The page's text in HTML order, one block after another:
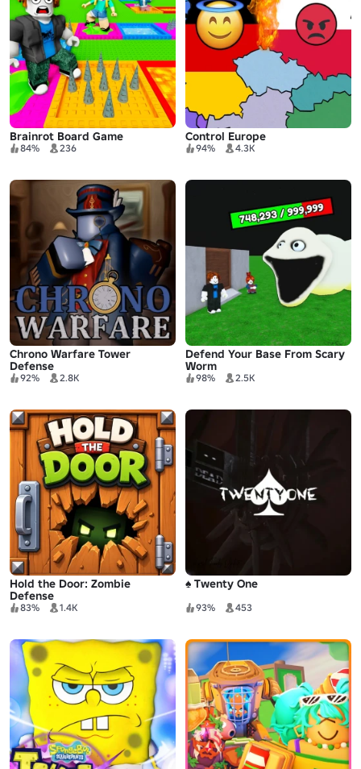
Brainrot Board Game
84% 236
Control Europe
94% 4.3K
Chrono Warfare Tower
Defense
92% 2.8K
Defend Your Base From Scary
Worm
98% 2.5K
Hold the Door: Zombie
Defense
83% 1.4K
♠ Twenty One
93% 453